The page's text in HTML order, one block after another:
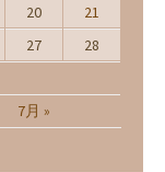
7月 »
20
21
27
28